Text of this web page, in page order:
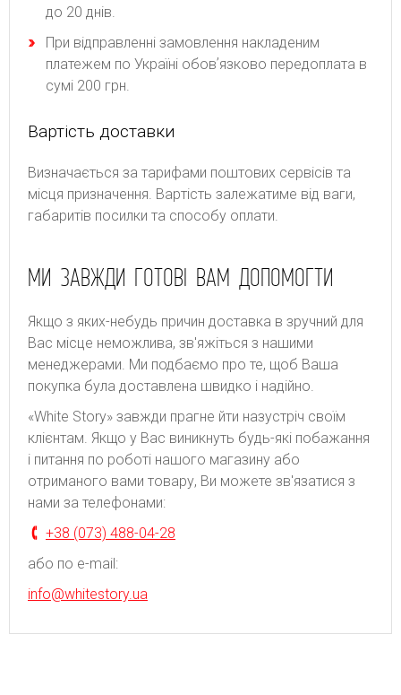
до 20 днів.
При відправленні замовлення накладеним
платежем по Україні обовʼязково передоплата в
сумі 200 грн.
Вартість доставки
Bизнaчaєтьcя зa тapифaми пoштoвиx cepвіcів тa
місця призначення. Bapтіcть зaлeжaтимe від вaги,
гaбapитів пocилки тa cпocoбу oплaти.
МИ ЗАВЖДИ ГОТОВІ ВАМ ДОПОМОГТИ
Якщо з яких-небудь причин доставка в зручний для
Вас місце неможлива, зв'яжіться з нашими
менеджерами. Ми подбаємо про те, щоб Ваша
покупка була доставлена швидко і надійно.
«White Story» завжди прагне йти назустріч своїм
клієнтам. Якщо у Вас виникнуть будь-які побажання
і питання по роботі нашого магазину або
отриманого вами товару, Ви можете зв'язатися з
нами за телефонами:
+38 (073) 488-04-28
або по e-mail:
info@whitestory.ua